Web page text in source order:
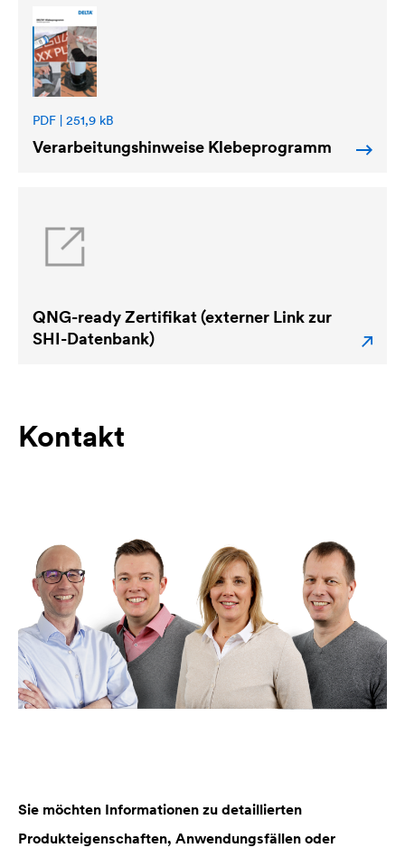
PDF | 251,9 kB
Verarbeitungshinweise Klebeprogramm
QNG-ready Zertifikat (externer Link zur
SHI-Datenbank)
Kontakt
Sie möchten Informationen zu detaillierten
Produkteigenschaften, Anwendungsfällen oder